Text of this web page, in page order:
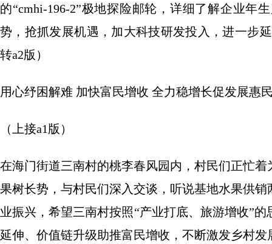
的“cmhi-196-2”极地探险邮轮，详细了解企业年
势，抢抓发展机遇，加大科技研发投入，进一步
转a2版）
用心纾困解难 加快富民增收 全力稳增长促发展惠
（上接a1版）
在海门街道三南村的桃李春风园内，村民们正忙
果树长势，与村民们深入交谈，听说基地水果供
业振兴，希望三南村按照“产业打底、旅游增收”
延伸、价值链升级助推富民增收，不断激发乡村发